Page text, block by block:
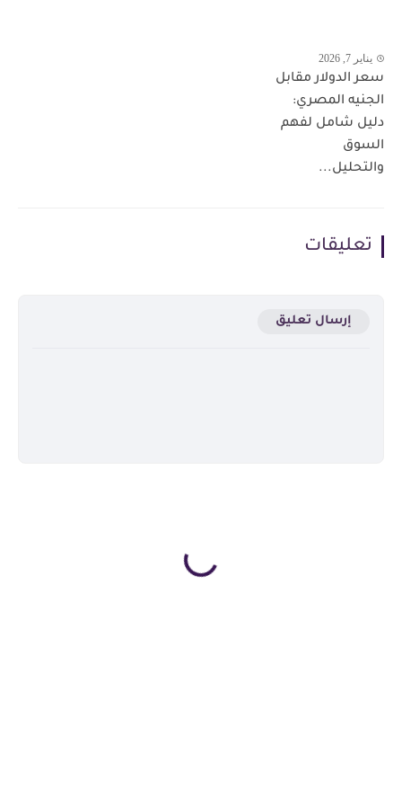
يناير 7, 2026
سعر الدولار مقابل
الجنيه المصري:
دليل شامل لفهم
السوق
والتحليل...
تعليقات
إرسال تعليق